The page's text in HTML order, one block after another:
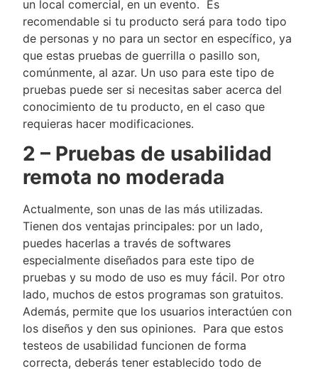
un local comercial, en un evento. Es
recomendable si tu producto será para todo tipo
de personas y no para un sector en específico, ya
que estas pruebas de guerrilla o pasillo son,
comúnmente, al azar. Un uso para este tipo de
pruebas puede ser si necesitas saber acerca del
conocimiento de tu producto, en el caso que
requieras hacer modificaciones.
2 – Pruebas de usabilidad
remota no moderada
Actualmente, son unas de las más utilizadas.
Tienen dos ventajas principales: por un lado,
puedes hacerlas a través de softwares
especialmente diseñados para este tipo de
pruebas y su modo de uso es muy fácil. Por otro
lado, muchos de estos programas son gratuitos.
Además, permite que los usuarios interactúen con
los diseños y den sus opiniones. Para que estos
testeos de usabilidad funcionen de forma
correcta, deberás tener establecido todo de